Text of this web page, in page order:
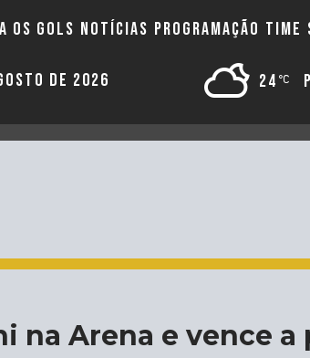
OS GOLS NOTÍCIAS PROGRAMAÇÃO TIME
DE 2026 24
na Arena e vence